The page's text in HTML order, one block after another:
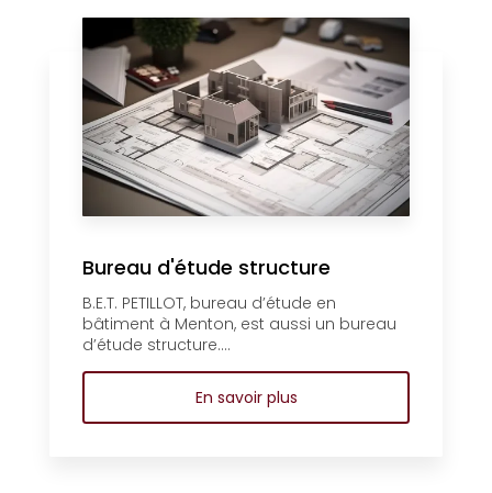
Bureau d'étude structure
B.E.T. PETILLOT, bureau d’étude en
bâtiment à Menton, est aussi un bureau
d’étude structure....
En savoir plus